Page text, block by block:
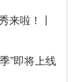
来啦！丨
”即将上线